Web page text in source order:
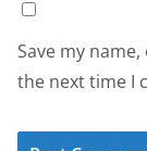
Save my
the next time I